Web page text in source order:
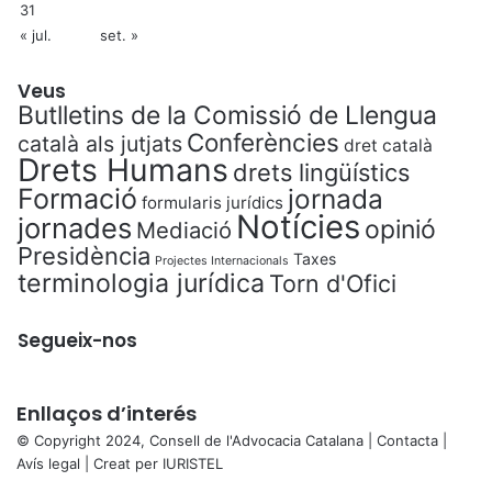
31
« jul.
set. »
Veus
Butlletins de la Comissió de Llengua
català als jutjats Conferències dret català
Drets Humans drets lingüístics
Formació formularis jurídics jornada
jornades Mediació Notícies opinió
Presidència Projectes Internacionals Taxes
terminologia jurídica Torn d'Ofici
Segueix-nos
Enllaços d’interés
© Copyright 2024, Consell de l'Advocacia Catalana | Contacta
Avís legal | Creat per IURISTEL